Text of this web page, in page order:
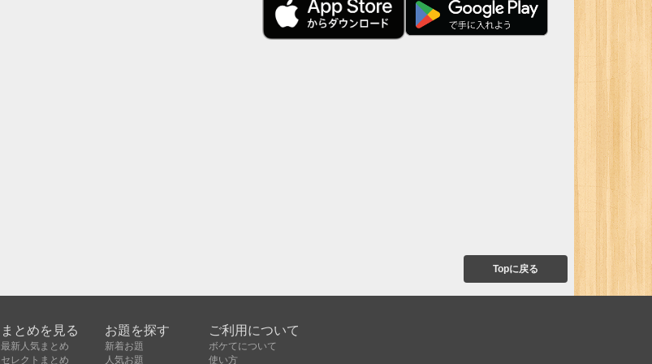
Topに戻る
まとめを見る
最新人気まとめ
セレクトまとめ
お題を探す
新着お題
人気お題
ご利用について
ボケてについて
使い方